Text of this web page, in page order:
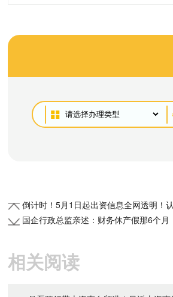
倒计时！5月1日起出资信息全网透明！
国企行政总监亲述：财务休产假那6个
相关阅读